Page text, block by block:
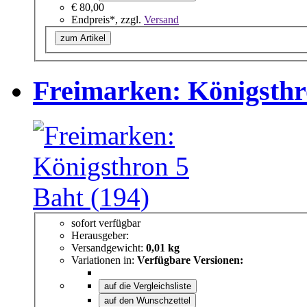
€ 80,00
Endpreis*, zzgl. Versand
zum Artikel
Freimarken:
sofort verfügbar
Herausgeber:
Versandgewicht: 0,01 kg
Variationen in: Verfügbare Versionen:
auf die Vergleichsliste
auf den Wunschzettel